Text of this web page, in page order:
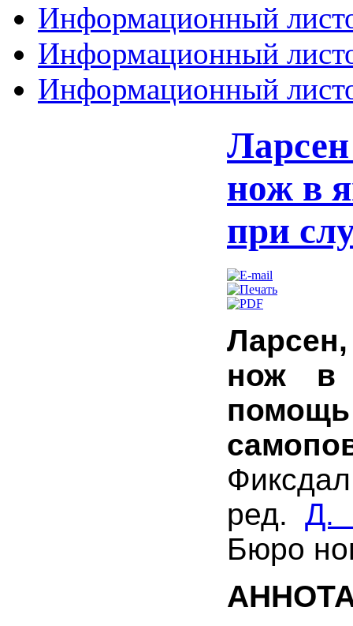
Информационный
Информационный
Информационный
нож в
при
нож в
ред. Д.
Бюро